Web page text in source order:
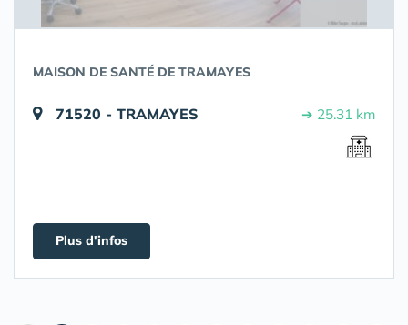
MAISON DE SANTÉ DE TRAMAYES
71520 - TRAMAYES ➔ 25.31 km
Plus d'infos